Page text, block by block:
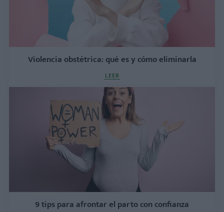
Violencia obstétrica: qué es y cómo eliminarla
LEER
9 tips para afrontar el parto con confianza